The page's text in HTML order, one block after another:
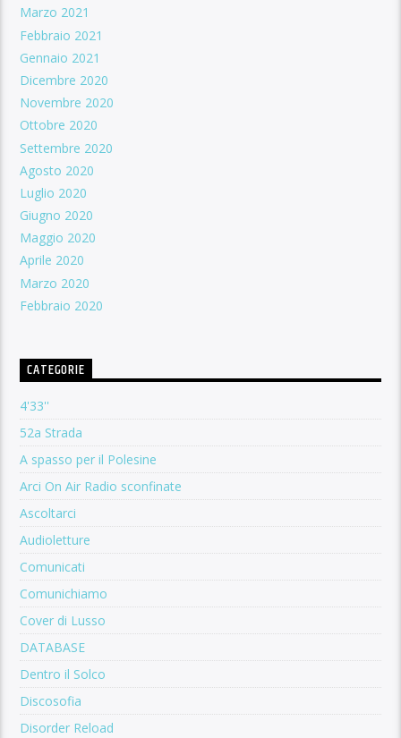
Marzo 2021
Febbraio 2021
Gennaio 2021
Dicembre 2020
Novembre 2020
Ottobre 2020
Settembre 2020
Agosto 2020
Luglio 2020
Giugno 2020
Maggio 2020
Aprile 2020
Marzo 2020
Febbraio 2020
CATEGORIE
4'33''
52a Strada
A spasso per il Polesine
Arci On Air Radio sconfinate
Ascoltarci
Audioletture
Comunicati
Comunichiamo
Cover di Lusso
DATABASE
Dentro il Solco
Discosofia
Disorder Reload